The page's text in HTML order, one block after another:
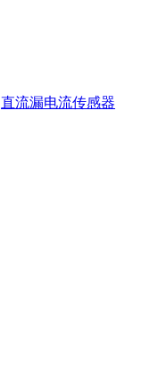
直流漏电流传感器